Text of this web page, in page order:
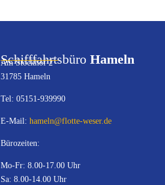
SchifffahrtsbüroHameln
Am Stockhof 2
31785 Hameln
Tel: 05151-939990
E-Mail:hameln@flotte-weser.de
Bürozeiten:
Mo-Fr: 8.00-17.00 Uhr
Sa: 8.00-14.00 Uhr